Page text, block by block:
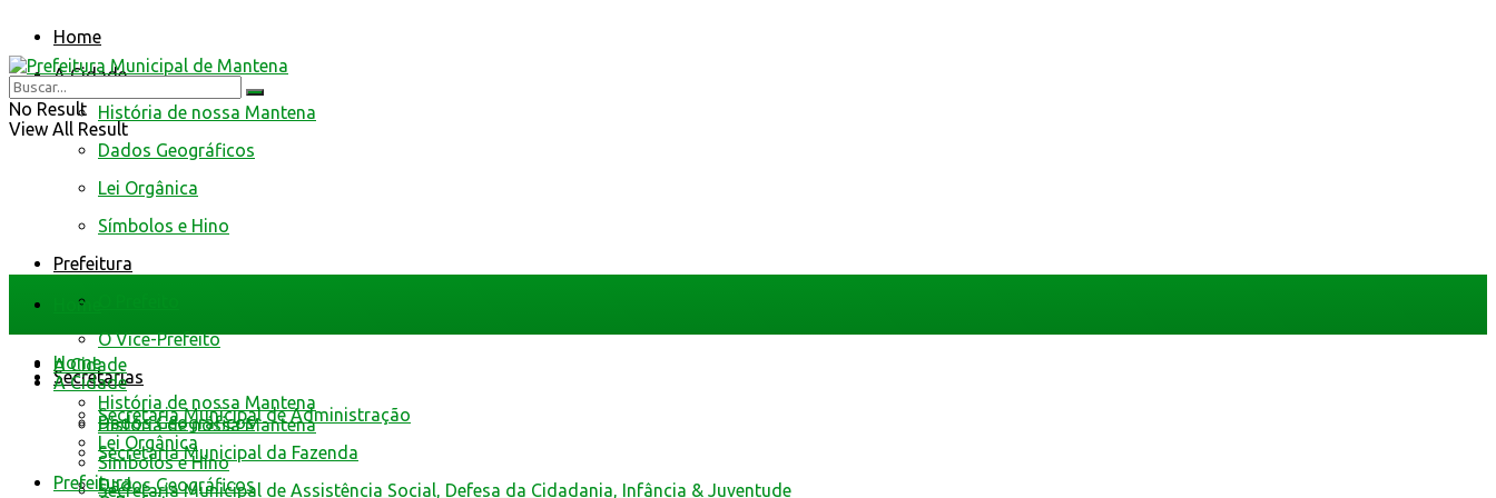
Home
A Cidade
História de nossa Mantena
Dados Geográficos
Lei Orgânica
Símbolos e Hino
Prefeitura
O Vice-Prefeito
Secretarias
Secretaria Municipal de Administração
Secretaria Municipal da Fazenda
Secretaria Municipal de Assistência Social, Defesa da Cidadania, Infância & Juventude
No Result
View All Result
Home
A Cidade
História de nossa Mantena
Dados Geográficos
Home
A Cidade
História de nossa Mantena
Dados Geográficos
Lei Orgânica
Símbolos e Hino
Prefeitura